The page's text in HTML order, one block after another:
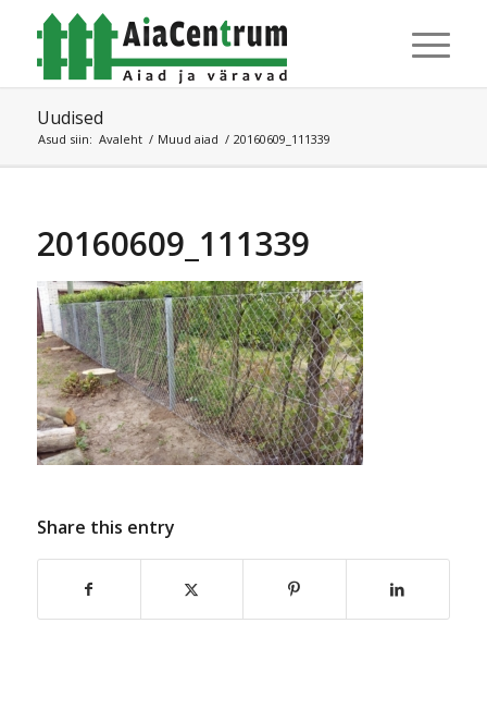
Uudised
Asud siin: Avaleht / Muud aiad / 20160609_111339
20160609_111339
Share this entry